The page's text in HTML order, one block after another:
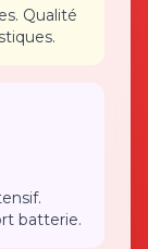
Qualité
batterie.